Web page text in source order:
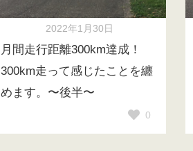
2022年1月30日
月間走行距離300km達成！
300km走って感じたことを纏
めます。〜後半〜
0